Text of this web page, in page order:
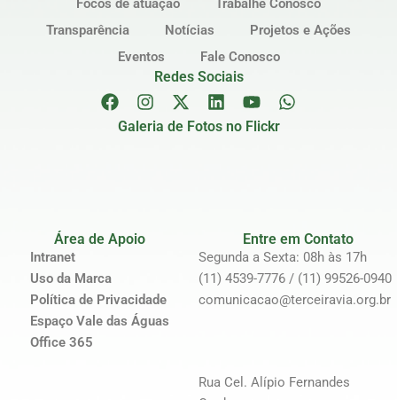
Transparência
Notícias
Projetos e Ações
Eventos
Fale Conosco
Redes Sociais
Galeria de Fotos no Flickr
Área de Apoio
Intranet
Uso da Marca
Política de Privacidade
Espaço Vale das Águas
Office 365
Entre em Contato
Segunda a Sexta: 08h às 17h
(11) 4539-7776 / (11) 99526-0940
comunicacao@terceiravia.org.br
Rua Cel. Alípio Fernandes